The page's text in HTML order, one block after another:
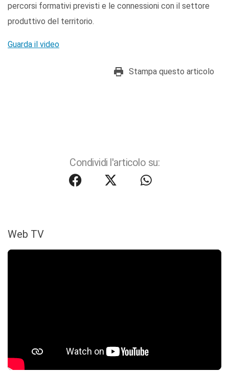
percorsi formativi previsti e le connessioni con il settore
produttivo del territorio.
Guarda il video
Stampa questo articolo
Condividi l'articolo su:
Web TV